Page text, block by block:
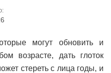
могут обновить и
возрасте, дать глоток
стереть с лица годы, и